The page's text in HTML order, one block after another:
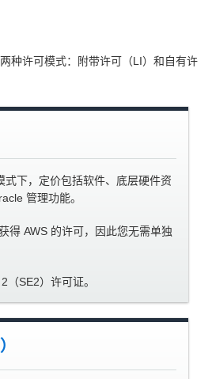
种许可模式：附带许可（LI）和自有许
式下，定价包括软件、底层硬件资
管理功能。
得 AWS 的许可，因此您无需单独
SE2）许可证。